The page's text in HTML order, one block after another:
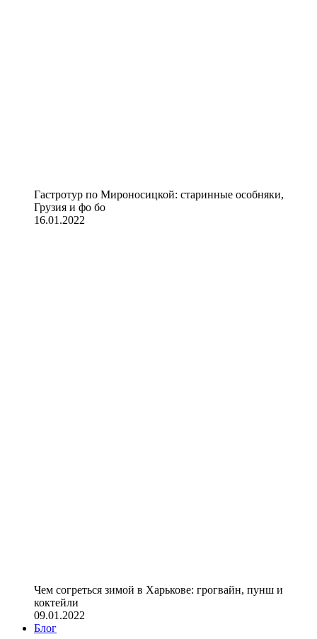
Гастротур по Мироносицкой: старинные особняки,
Грузия и фо бо
16.01.2022
Чем согреться зимой в Харькове: грогвайн, пунш и
коктейли
09.01.2022
Блог